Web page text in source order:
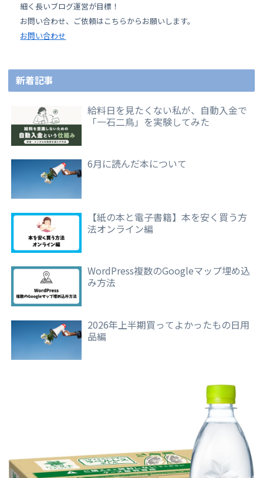
細く長いブログ運営が目標！
お問い合わせ、ご依頼はこちらからお願いします。
お問い合わせ
新着記事
給料日を見たくない私が、自動入金で
「一石二鳥」を実験してみた
6月に読んだ本について
【紙の本と電子書籍】本を安く買う方
法オンライン編
WordPress複数のGoogleマップ埋め込
み方法
2026年上半期買ってよかったもの日用
品編